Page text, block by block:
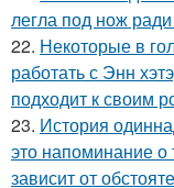
легла под нож
22. Некоторые в
работать с Энн
подходит к своим
23. История
это напоминание
зависит от